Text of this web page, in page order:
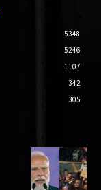
5348
5246
1107
342
305